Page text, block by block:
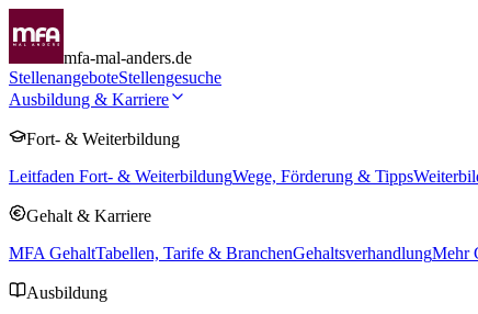
mfa-mal-anders.de
StellenangeboteStellengesuche
Ausbildung & Karriere
Fort- & Weiterbildung
Leitfaden Fort- & WeiterbildungWege, Förderung & Tipps
Gehalt & Karriere
MFA GehaltTabellen, Tarife & BranchenGehaltsverhandlungMehr
Ausbildung